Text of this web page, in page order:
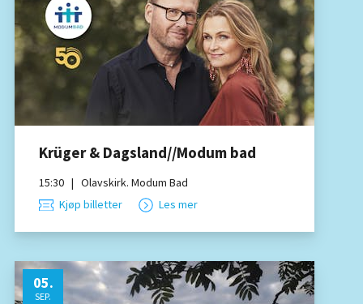
Krüger & Dagsland//Modum bad
15:30 | Olavskirk. Modum Bad
Kjøp billetter
Les mer
05.
SEP.